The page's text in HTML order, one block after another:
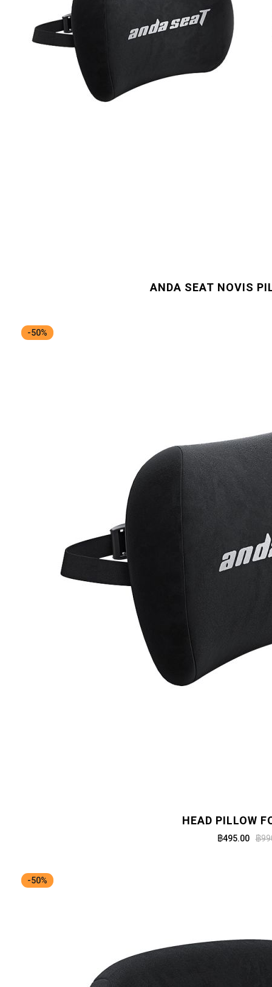
ANDA SEAT NOVIS
-50%
HEAD PILLOW
฿495.00 ฿
-50%